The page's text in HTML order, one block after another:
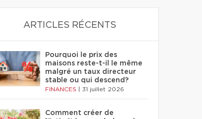
ARTICLES RÉCENTS
Pourquoi le prix des
maisons reste-t-il le même
malgré un taux directeur
stable ou qui descend?
FINANCES 31 juillet 2026
Comment créer de